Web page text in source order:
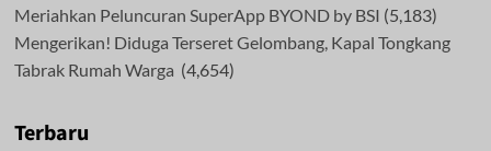
Meriahkan Peluncuran SuperApp BYOND by BSI (5,183)
Mengerikan! Diduga Terseret Gelombang, Kapal Tongkang
Tabrak Rumah Warga (4,654)
Terbaru